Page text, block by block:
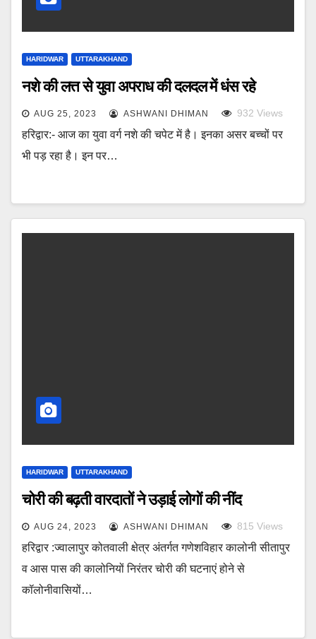
HARIDWAR UTTARAKHAND
नशे की लत्त से युवा अपराध की दलदल में धंस रहे
AUG 25, 2023 ASHWANI DHIMAN 932 Views
हरिद्वार:- आज का युवा वर्ग नशे की चपेट में है। इनका असर बच्चों पर
भी पड़ रहा है। इन पर…
HARIDWAR UTTARAKHAND
चोरी की बढ़ती वारदातों ने उड़ाई लोगों की नींद
AUG 24, 2023 ASHWANI DHIMAN 815 Views
हरिद्वार :ज्वालापुर कोतवाली क्षेत्र अंतर्गत गणेशविहार कालोनी सीतापुर
व आस पास की कालोनियों निरंतर चोरी की घटनाएं होने से
कॉलोनीवासियों…